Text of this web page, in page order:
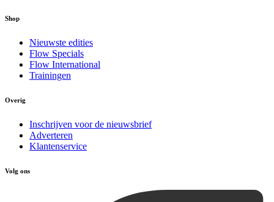
Shop
Nieuwste edities
Flow Specials
Flow International
Trainingen
Overig
Inschrijven voor de nieuwsbrief
Adverteren
Klantenservice
Volg ons